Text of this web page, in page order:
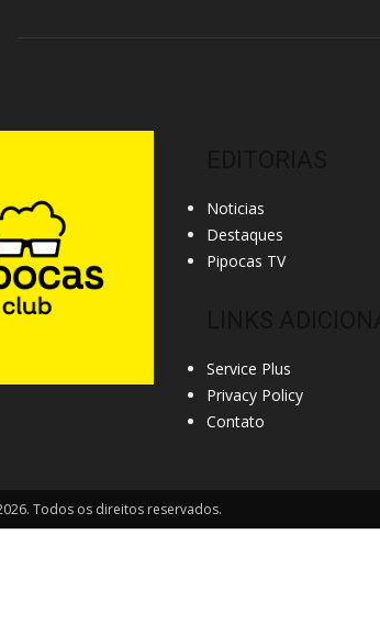
Noticias
Destaques
Pipocas TV
Service Plus
Privacy Policy
Contato
Todos os direitos reservados.